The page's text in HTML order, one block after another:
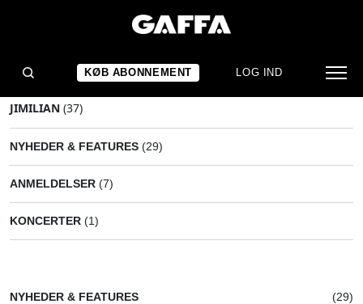
KØB ABONNEMENT LOG IND
JIMILIAN (37)
NYHEDER & FEATURES (29)
ANMELDELSER (7)
KONCERTER (1)
NYHEDER & FEATURES (29)